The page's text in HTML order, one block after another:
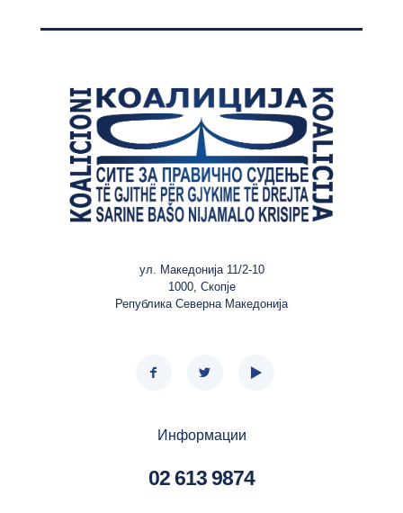
ул. Македонија 11/2-10
1000, Скопје
Република Северна Македонија
Информации
02 613 9874